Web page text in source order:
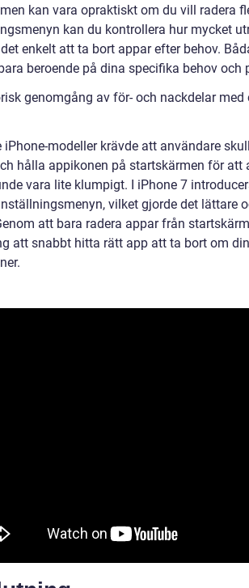
kan vara opraktiskt om du vill radera
kan du kontrollera hur mycket
enkelt att ta bort appar efter behov.
beroende på dina specifika behov och
genomgång av för- och nackdelar med
iPhone-modeller krävde att användare
hålla appikonen på startskärmen för att
vara lite klumpigt. I iPhone 7
vilket gjorde det lättare
att bara radera appar från
att snabbt hitta rätt app att ta bort om